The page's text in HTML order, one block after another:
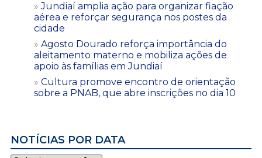
Jundiaí amplia ação para organizar fiação
aérea e reforçar segurança nos postes da
cidade
Agosto Dourado reforça importância do
aleitamento materno e mobiliza ações de
apoio às famílias em Jundiaí
Cultura promove encontro de orientação
sobre a PNAB, que abre inscrições no dia 10
NOTÍCIAS POR DATA